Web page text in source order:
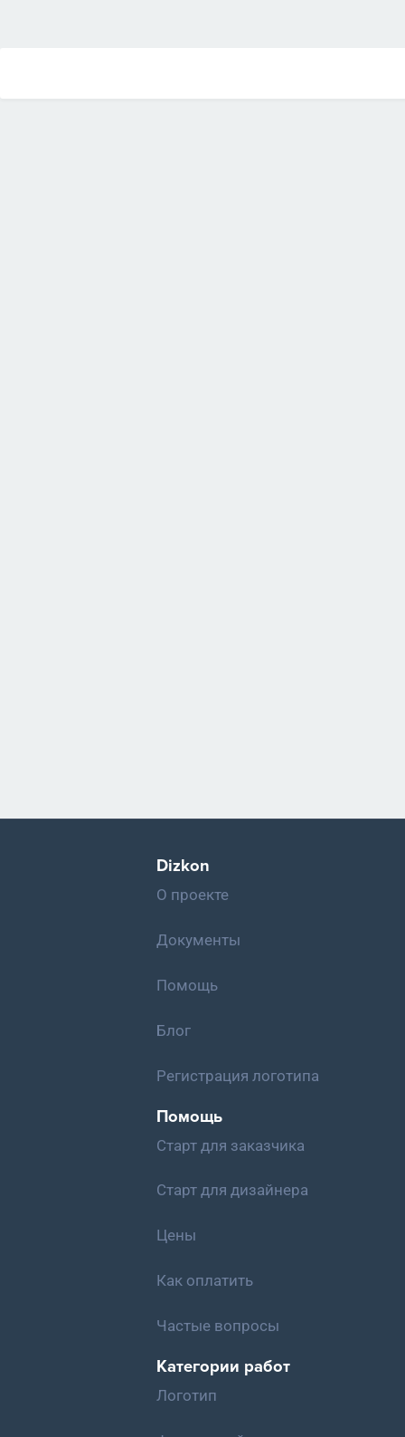
Dizkon
О проекте
Документы
Помощь
Блог
Регистрация логотипа
Помощь
Старт для заказчика
Старт для дизайнера
Цены
Как оплатить
Частые вопросы
Категории работ
Логотип